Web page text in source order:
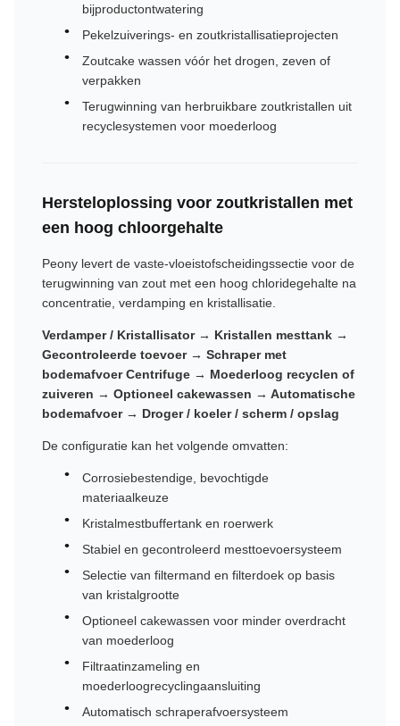
bijproductontwatering
Pekelzuiverings- en zoutkristallisatieprojecten
Zoutcake wassen vóór het drogen, zeven of
verpakken
Terugwinning van herbruikbare zoutkristallen uit
recyclesystemen voor moederloog
Hersteloplossing voor zoutkristallen met
een hoog chloorgehalte
Peony levert de vaste-vloeistofscheidingssectie voor de
terugwinning van zout met een hoog chloridegehalte na
concentratie, verdamping en kristallisatie.
Verdamper / Kristallisator → Kristallen mesttank →
Gecontroleerde toevoer → Schraper met
bodemafvoer Centrifuge → Moederloog recyclen of
zuiveren → Optioneel cakewassen → Automatische
bodemafvoer → Droger / koeler / scherm / opslag
De configuratie kan het volgende omvatten:
Corrosiebestendige, bevochtigde
materiaalkeuze
Kristalmestbuffertank en roerwerk
Stabiel en gecontroleerd mesttoevoersysteem
Selectie van filtermand en filterdoek op basis
van kristalgrootte
Optioneel cakewassen voor minder overdracht
van moederloog
Filtraatinzameling en
moederloogrecyclingaansluiting
Automatisch schraperafvoersysteem